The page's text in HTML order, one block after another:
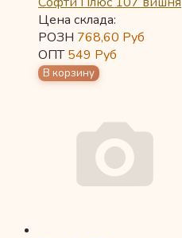
Цена склада:
РОЗН 768,60 Руб
ОПТ549 Руб